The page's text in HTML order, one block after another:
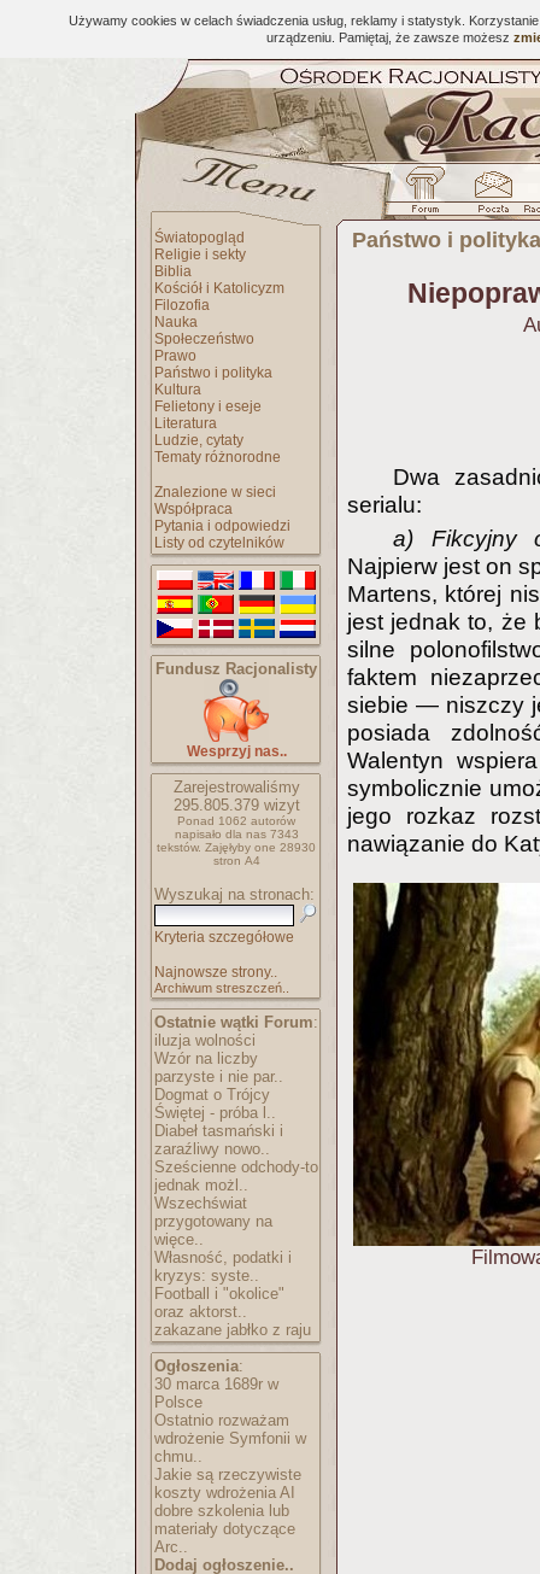
Używamy cookies w celach świadczenia usług, reklamy i statystyk.
urządzeniu. Pamiętaj, że zawsze możesz
Światopogląd
Religie i sekty
Biblia
Kościół i Katolicyzm
Filozofia
Nauka
Społeczeństwo
Prawo
Państwo i polityka
Kultura
Felietony i eseje
Literatura
Ludzie, cytaty
Tematy różnorodne
Znalezione w sieci
Współpraca
Pytania i odpowiedzi
Listy od czytelników
Fundusz Racjonalisty
Wesprzyj nas..
Zarejestrowaliśmy
295.805.379wizyt
Ponad 1062 autorów
napisało dla nas 7343
tekstów. Zajęłyby one 28930
stron A4
Wyszukaj na stronach:
Kryteria szczegółowe
Najnowsze strony..
Archiwum streszczeń..
Ostatnie wątki Forum:
iluzja wolności
Wzór na liczby
parzyste i nie par..
Dogmat o Trójcy
Świętej - próba l..
Diabeł tasmański i
zaraźliwy nowo..
Sześcienne odchody-to
jednak możl..
Wszechświat
przygotowany na
więce..
Własność, podatki i
kryzys: syste..
Football i "okolice"
oraz aktorst..
zakazane jabłko z raju
Ogłoszenia:
30 marca 1689r w
Polsce
Ostatnio rozważam
wdrożenie Symfonii w
chmu..
Jakie są rzeczywiste
koszty wdrożenia AI
dobre szkolenia lub
materiały dotyczące
Arc..
Dodaj ogłoszenie..
Państwo i polityka
Dwa
serialu:
a) Fikcyjny
Najpierw jest on
Martens, której
jest jednak to, że
silne
faktem
siebie — niszczy
posiada
Walentyn
symbolicznie
jego rozkaz
nawiązanie do